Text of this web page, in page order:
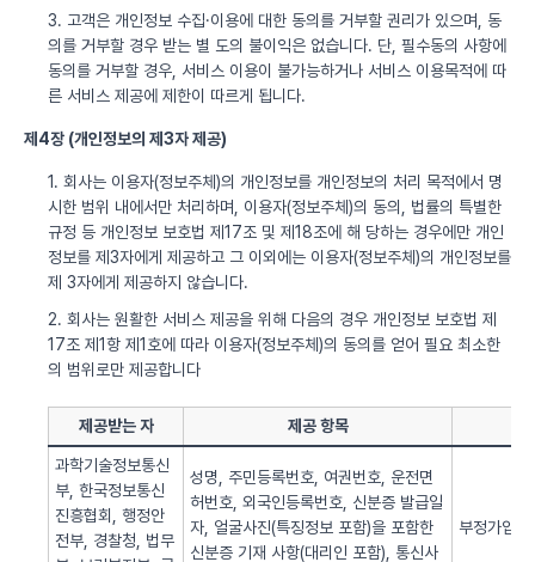
3. 고객은 개인정보 수집·이용에 대한 동의를 거부할 권리가 있으며, 동
의를 거부할 경우 받는 별 도의 불이익은 없습니다. 단, 필수동의 사항에
동의를 거부할 경우, 서비스 이용이 불가능하거나 서비스 이용목적에 따
른 서비스 제공에 제한이 따르게 됩니다.
제4장 (개인정보의 제3자 제공)
1. 회사는 이용자(정보주체)의 개인정보를 개인정보의 처리 목적에서 명
시한 범위 내에서만 처리하며, 이용자(정보주체)의 동의, 법률의 특별한
규정 등 개인정보 보호법 제17조 및 제18조에 해 당하는 경우에만 개인
정보를 제3자에게 제공하고 그 이외에는 이용자(정보주체)의 개인정보를
제 3자에게 제공하지 않습니다.
2. 회사는 원활한 서비스 제공을 위해 다음의 경우 개인정보 보호법 제
17조 제1항 제1호에 따라 이용자(정보주체)의 동의를 얻어 필요 최소한
의 범위로만 제공합니다
제공받는 자 제공 항목
과학기술정보통신
부, 한국정보통신
진흥협회, 행정안
전부, 경찰청, 법무
성명, 주민등록번호, 여권번호, 운전면
허번호, 외국인등록번호, 신분증 발급일
자, 얼굴사진(특징정보 포함)을 포함한
신분증 기재 사항(대리인 포함), 통신사
부정가입